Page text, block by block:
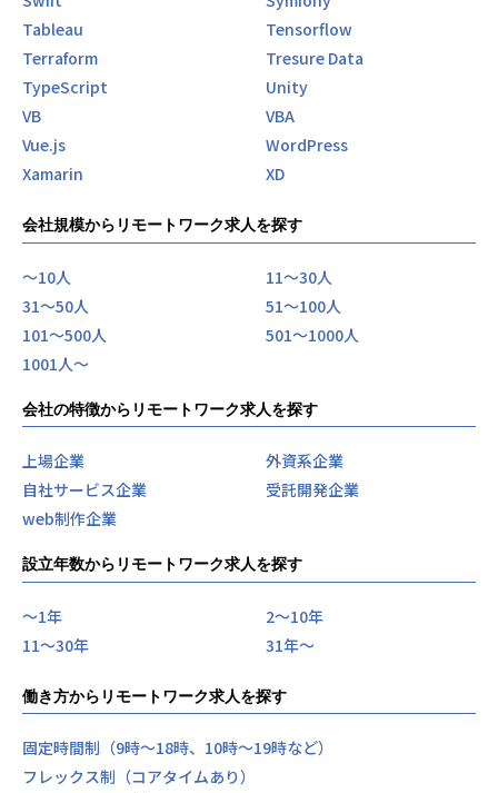
Tableau
Tensorflow
Terraform
Tresure Data
TypeScript
Unity
VB
VBA
Vue.js
WordPress
Xamarin
XD
会社規模からリモートワーク求人を探す
〜10人
11〜30人
31〜50人
51〜100人
101〜500人
501〜1000人
1001人〜
会社の特徴からリモートワーク求人を探す
上場企業
外資系企業
自社サービス企業
受託開発企業
web制作企業
設立年数からリモートワーク求人を探す
〜1年
2〜10年
11〜30年
31年〜
働き方からリモートワーク求人を探す
固定時間制（9時～18時、10時～19時など）
フレックス制（コアタイムあり）